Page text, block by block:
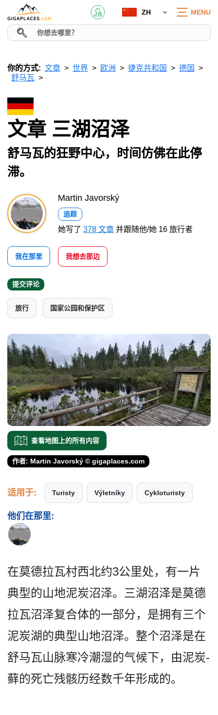
ZH MENU
你的方式: 文章 世界 欧洲 捷克共和国
德国
舒马瓦
文章 三湖沼泽
舒马瓦的狂野中心，时间仿佛在此停
滞。
Martin Javorský
追踪
她写了 378 文章 并跟随他/她 16 旅行者
我在那里 我想去那边
提交评论
旅行 国家公园和保护区
查看地图上的所有内容
作者: Martin Javorský © gigaplaces.com
适用于: Turisty Výletníky Cykloturisty
他们在那里:
在莫德拉瓦村西北约3公里处­，有一片
典型的山地泥炭沼泽。三湖沼泽是莫德
拉瓦沼­泽复合体的一部分，是拥有三个
泥炭湖的典型山地沼泽­。整个沼泽是在
舒马瓦山脉寒冷潮湿的气候下，由泥炭­
藓的死亡残骸历经数千年形成的。